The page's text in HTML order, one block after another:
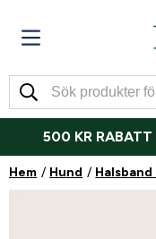
500 KR
Hem Hund